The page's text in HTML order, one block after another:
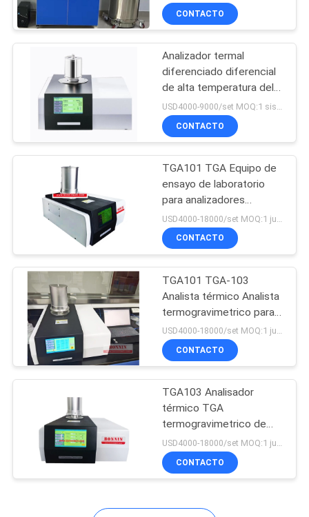
PRIVACY
POLICY
300C DSC-300L
Temperaure
CONTACTO
Analizador termal
diferenciado diferencial
de alta temperatura del
calorímetro DSC de la
exploración DSC-1000
CONTACTO
TGA101 TGA Equipo de
ensayo de laboratorio
para analizadores
térmicos
termogravimétricos
CONTACTO
TGA101 TGA-103
Analista térmico Analista
termogravimetrico para
pruebas de plásticos
USD4000-18000/set MOQ:1 juego
CONTACTO
TGA103 Analisador
térmico TGA
termogravimetrico de
laboratorio
USD4000-18000/set MOQ:1 juego
CONTACTO